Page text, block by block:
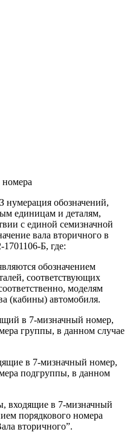
нумерация обозначений,
единицам и деталям,
с единой семизначной
вала вторичного в
1701106-Б, где:
обозначением
соответствующих
моделям
(кабины) автомобиля.
в 7-мизначный номер,
группы, в данном случае
в 7-мизначный номер,
подгруппы, в данном
входящие в 7-мизначный
порядкового номера
вторичного”.